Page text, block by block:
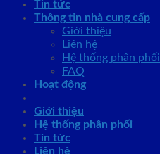
Tin tức
Thông tin nhà cung cấp
Giới thiệu
Liên hệ
Hệ thống phân phối
FAQ
Hoạt động
Giới thiệu
Hệ thống phân phối
Tin tức
Liên hệ